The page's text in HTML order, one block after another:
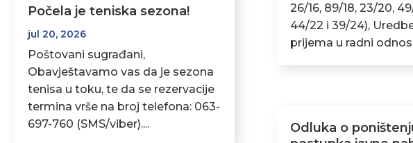
Počela je teniska sezona!
jul 20, 2026
Poštovani sugrađani,
Obavještavamo vas da je sezona
tenisa u toku, te da se rezervacije
termina vrše na broj telefona: 063-
697-760 (SMS/viber)....
26/16, 89/18, 23/20,
44/22 i 39/24),
prijema u radni
Odluka o